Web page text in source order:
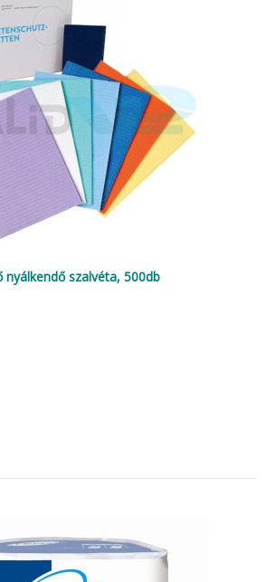
nyálkendő szalvéta, 500db